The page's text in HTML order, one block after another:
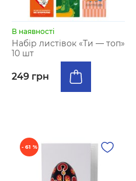
В наявності
Набір листівок «Ти — топ»
10 шт
249 грн
- 61 %